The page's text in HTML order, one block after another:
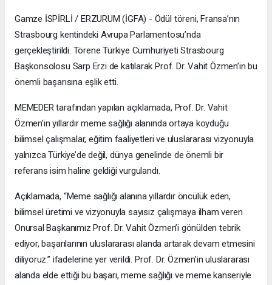
Gamze İSPİRLİ / ERZURUM (İGFA) - Ödül töreni, Fransa’nın
Strasbourg kentindeki Avrupa Parlamentosu’nda
gerçekleştirildi. Törene Türkiye Cumhuriyeti Strasbourg
Başkonsolosu Sarp Erzi de katılarak Prof. Dr. Vahit Özmen’in bu
önemli başarısına eşlik etti.
MEMEDER tarafından yapılan açıklamada, Prof. Dr. Vahit
Özmen’in yıllardır meme sağlığı alanında ortaya koyduğu
bilimsel çalışmalar, eğitim faaliyetleri ve uluslararası vizyonuyla
yalnızca Türkiye’de değil, dünya genelinde de önemli bir
referans isim haline geldiği vurgulandı.
Açıklamada, “Meme sağlığı alanına yıllardır öncülük eden,
bilimsel üretimi ve vizyonuyla sayısız çalışmaya ilham veren
Onursal Başkanımız Prof. Dr. Vahit Özmen’i gönülden tebrik
ediyor, başarılarının uluslararası alanda artarak devam etmesini
diliyoruz.” ifadelerine yer verildi. Prof. Dr. Özmen’in uluslararası
alanda elde ettiği bu başarı, meme sağlığı ve meme kanseriyle